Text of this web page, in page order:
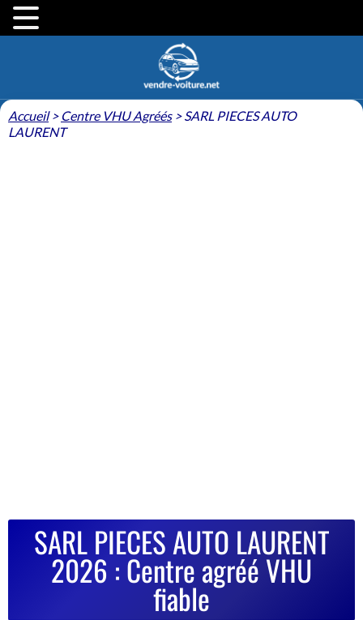
Accueil> Centre VHU Agréés>SARL PIECES AUTO
LAURENT
SARL PIECES AUTO LAURENT
2026 : Centre agréé VHU
fiable